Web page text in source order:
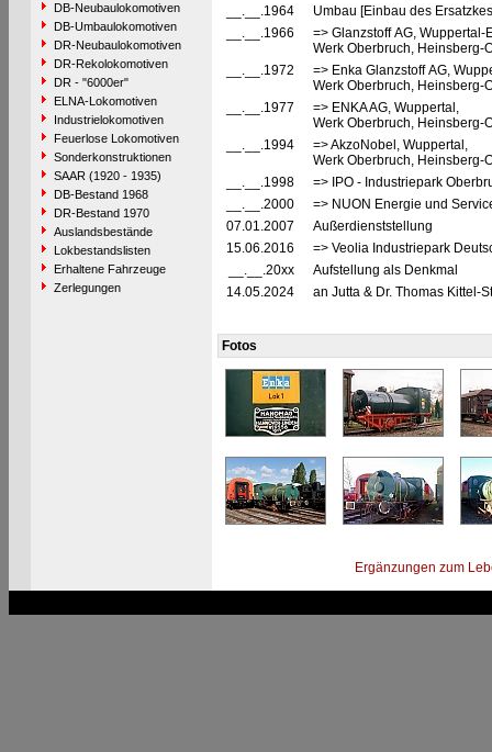
DB-Neubaulokomotiven
DB-Umbaulokomotiven
DR-Neubaulokomotiven
DR-Rekolokomotiven
DR - "6000er"
ELNA-Lokomotiven
Industrielokomotiven
Feuerlose Lokomotiven
Sonderkonstruktionen
SAAR (1920 - 1935)
DB-Bestand 1968
DR-Bestand 1970
Auslandsbestände
Lokbestandslisten
Erhaltene Fahrzeuge
Zerlegungen
__.__.1964
Umbau [Einbau des
__.__.1966
=> Glanzstoff AG, Wuppertal-
Werk Oberbruch, Heinsberg-
__.__.1972
=> Enka Glanzstoff AG,
Werk Oberbruch, Heinsberg-
__.__.1977
=> ENKA AG, Wuppertal,
Werk Oberbruch, Heinsberg-
__.__.1994
=> AkzoNobel, Wuppertal,
Werk Oberbruch, Heinsberg-
__.__.1998
=> IPO - Industriepark
__.__.2000
=> NUON Energie und
07.01.2007
Außerdienststellung
15.06.2016
=> Veolia Industriepark
__.__.20xx
Aufstellung als Denkmal
14.05.2024
an Jutta & Dr. Thomas Kittel-
Fotos
Ergänzungen zum